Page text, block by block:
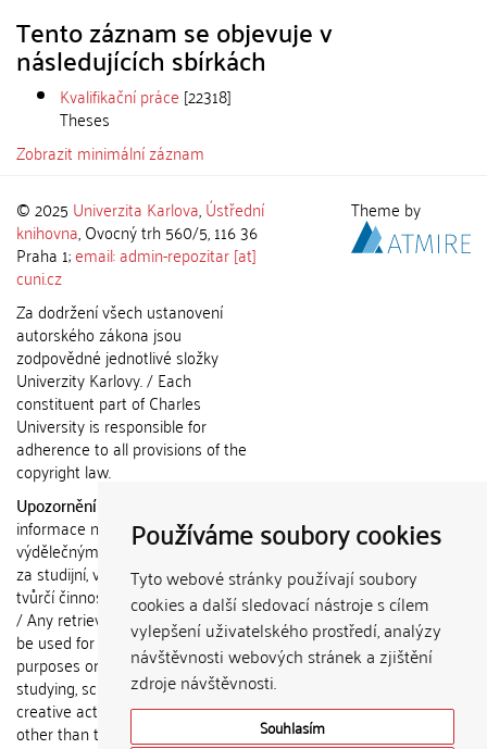
Používáme soubory cookies
Tyto webové stránky používají soubory
cookies a další sledovací nástroje s cílem
vylepšení uživatelského prostředí, analýzy
návštěvnosti webových stránek a zjištění
zdroje návštěvnosti.
Souhlasím
Tento záznam se objevuje v
následujících sbírkách
Kvalifikační práce [22318]
Theses
Zobrazit minimální záznam
© 2025 Univerzita Karlova,Ústřední
knihovna, Ovocný trh 560/5, 116 36
Praha 1;email: admin-repozitar [at]
cuni.cz
Za dodržení všech ustanovení
autorského zákona jsou
zodpovědné jednotlivé složky
Univerzity Karlovy. / Each
constituent part of Charles
University is responsible for
adherence to all provisions of the
copyright law.
Upozornění / Notice:
informace nemohou být použity k
výdělečným účelům nebo vydávány
za studijní, vědeckou nebo jinou
tvůrčí činnost jiné osoby než autora.
/ Any retrieved information shall not
be used for any commercial
purposes or claimed as results of
studying, scientific or any other
creative activities of any person
other than the author.
Theme by